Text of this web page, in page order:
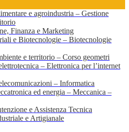
e agroindustria – Gestione
Finanza e Marketing
e Biotecnologie – Biotecnologie
e territorio – Corso geometri
– Elettronica per l’internet
– Informatica
ed energia – Meccanica –
e Assistenza Tecnica
e Artigianale